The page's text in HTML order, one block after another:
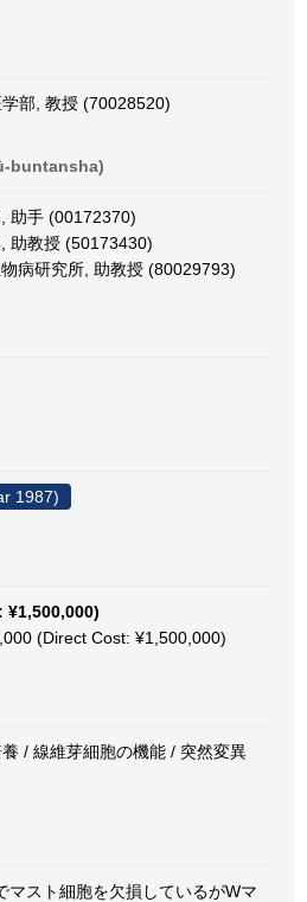
部, 教授 (70028520)
buntansha)
助手 (00172370)
助教授 (50173430)
病研究所, 助教授 (80029793)
1987)
¥1,500,000)
(Direct Cost: ¥1,500,000)
/ 線維芽細胞の機能 / 突然変異
マスト細胞を欠損しているがWマ